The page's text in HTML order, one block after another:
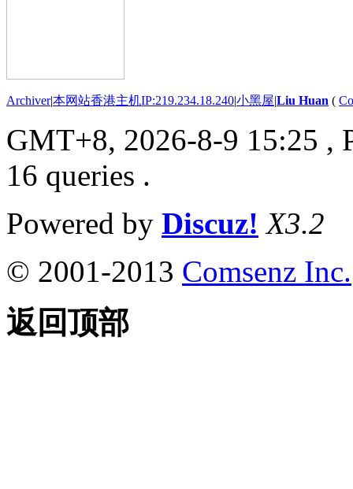
Archiver|本网站香港主机IP:219.234.18.240|小黑屋|Liu Huan (
GMT+8, 2026-8-9 15:25 ,
16 queries .
Powered by Discuz! X3.2
© 2001-2013 Comsenz Inc.
返回顶部